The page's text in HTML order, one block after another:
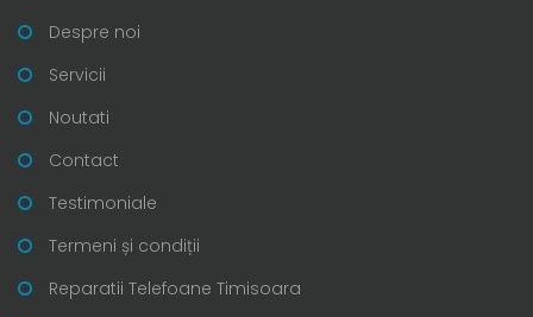
Despre noi
Servicii
Noutati
Contact
Testimoniale
Termeni și condiții
Reparatii Telefoane Timisoara